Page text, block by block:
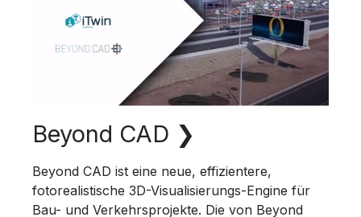
A
Y
V
Beyond CAD ❯
Beyond CAD ist eine neue, effizientere,
fotorealistische 3D-Visualisierungs-Engine für
Bau- und Verkehrsprojekte. Die von Beyond